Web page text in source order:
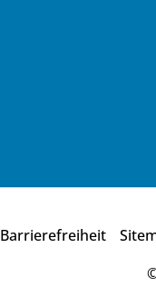
Barrierefreiheit